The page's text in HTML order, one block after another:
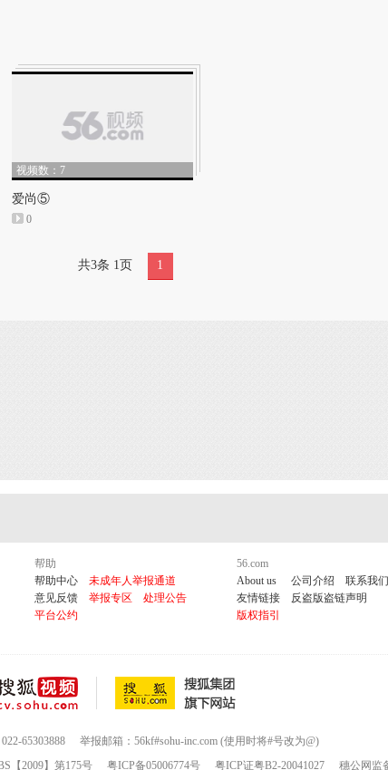
视频数：7
爱尚⑤
0
共3条 1页 1
帮助
帮助中心
未成年人举报通道
意见反馈
举报专区
处理公告
平台公约
56.com
About us
公司介绍 联系我们
友情链接
反盗版盗链声明
版权指引
65303888
举报邮箱：56kf#sohu-inc.com (使用时将#号改为@)
【2009】第175号 粤ICP备05006774号 粤ICP证粤B2-20041027 穗公网监